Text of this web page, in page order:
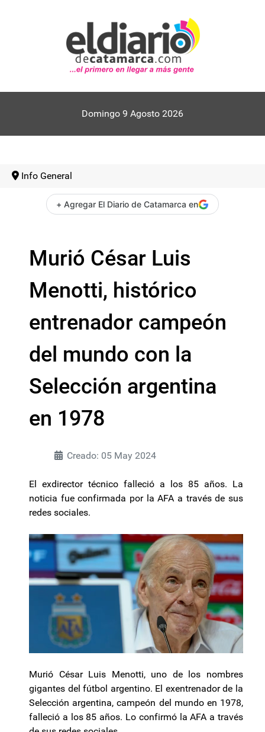
Domingo 9 Agosto 2026
Info General
+ Agregar El Diario de Catamarca en
Murió César Luis
Menotti, histórico
entrenador campeón
del mundo con la
Selección argentina
en 1978
Creado: 05 May 2024
El exdirector técnico falleció a los 85 años. La
noticia fue confirmada por la AFA a través de sus
redes sociales.
Murió César Luis Menotti, uno de los nombres
gigantes del fútbol argentino. El exentrenador de la
Selección argentina, campeón del mundo en 1978,
falleció a los 85 años. Lo confirmó la AFA a través